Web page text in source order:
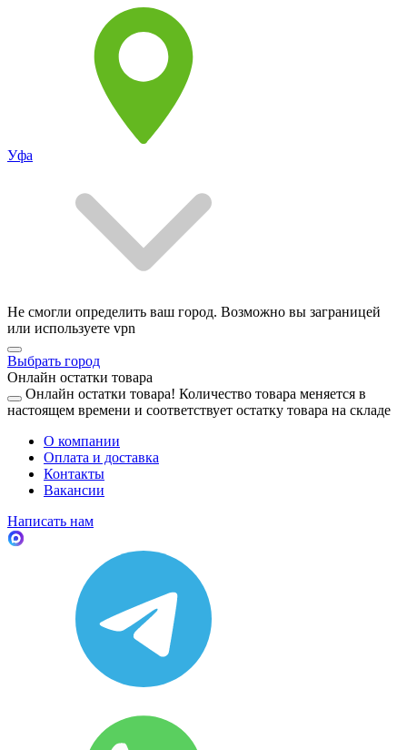
Уфа
Не смогли определить ваш город. Возможно вы заграницей
или используете vpn
Выбрать город
Онлайн остатки товара
Онлайн остатки товара! Количество товара меняется в
настоящем времени и соответствует остатку товара на складе
О компании
Оплата и доставка
Контакты
Вакансии
Написать нам